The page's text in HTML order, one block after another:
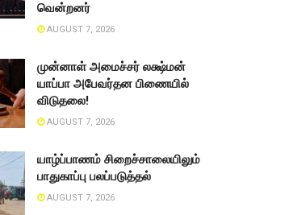
வென்றனர்
AUGUST 7, 2026
முன்னாள் அமைச்சர் லக்ஷ்மன்
யாப்பா அபேவர்தன பிணையில்
விடுதலை!
AUGUST 7, 2026
யாழ்ப்பாணம் சிறைச்சாலையிலும்
பாதுகாப்பு பலப்படுத்தல்
AUGUST 7, 2026